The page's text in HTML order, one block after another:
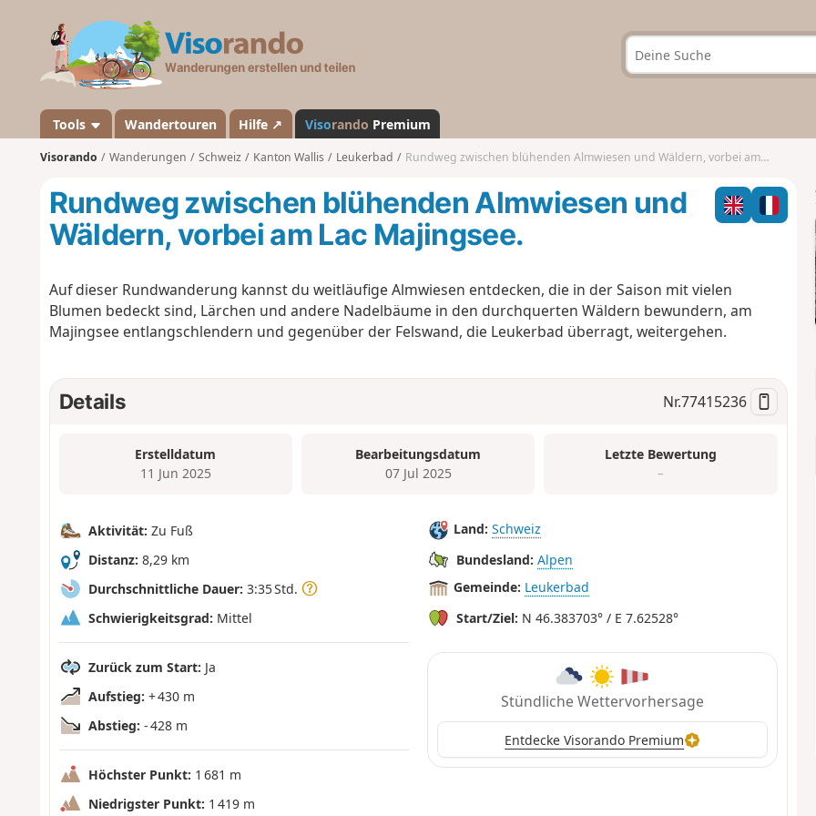
a
n
d
Tools Wandertouren Hilfe ↗ Visorando Premium
Visorando Wanderungen Schweiz Kanton Wallis Leukerbad Rundweg zwischen blühenden Almwiesen und Wäldern, vorbei am Lac Majingsee.
Rundweg zwischen blühenden Almwiesen und
Wäldern, vorbei am Lac Majingsee.
Auf dieser Rundwanderung kannst du weitläufige Almwiesen entdecken, die in der Saison mit vielen
Blumen bedeckt sind, Lärchen und andere Nadelbäume in den durchquerten Wäldern bewundern, am
Majingsee entlangschlendern und gegenüber der Felswand, die Leukerbad überragt, weitergehen.
Details Nr.77415236
Erstelldatum
11 Jun 2025
Bearbeitungsdatum
07 Jul 2025
Letzte Bewertung
–
Aktivität: Zu Fuß
Distanz: 8,29 km
Durchschnittliche Dauer: 3:35 Std.
Schwierigkeitsgrad: Mittel
Zurück zum Start: Ja
Aufstieg: + 430 m
Abstieg: - 428 m
Höchster Punkt: 1 681 m
Niedrigster Punkt: 1 419 m
Land: Schweiz
Bundesland: Alpen
Gemeinde: Leukerbad
Start/Ziel: N 46.383703° / E 7.62528°
Stündliche Wettervorhersage
Entdecke Visorando Premium